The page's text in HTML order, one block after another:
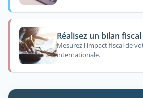
Réalisez un bilan fiscal
Mesurez l'impact fiscal de
internationale.